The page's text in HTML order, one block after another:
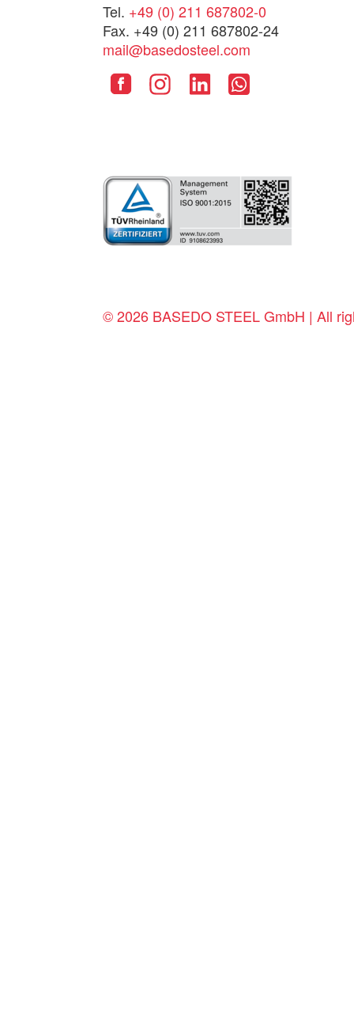
Tel. +49 (0) 211 687802-0
Fax. +49 (0) 211 687802-24
mail@basedosteel.com
© 2026 BASEDO STEEL GmbH | All